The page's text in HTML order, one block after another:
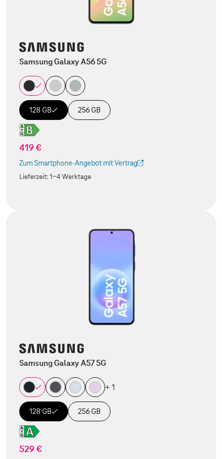
Samsung Galaxy A56 5G
128 GB 256 GB
419 €
Zum Smartphone-Angebot mit Vertrag
(Der Link wird in einem neuen Tab geöffnet)
Lieferzeit:1-4 Werktage
Samsung Galaxy A57 5G
+ 1
128 GB 256 GB
529 €